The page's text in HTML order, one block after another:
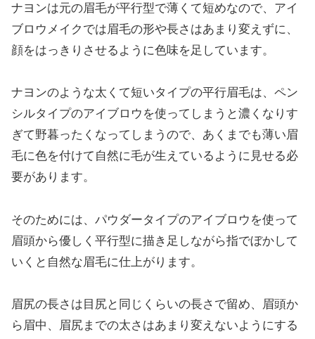
ナヨンは元の眉毛が平行型で薄くて短めなので、アイ
ブロウメイクでは眉毛の形や長さはあまり変えずに、
顔をはっきりさせるように色味を足しています。
ナヨンのような太くて短いタイプの平行眉毛は、ペン
シルタイプのアイブロウを使ってしまうと濃くなりす
ぎて野暮ったくなってしまうので、あくまでも薄い眉
毛に色を付けて自然に毛が生えているように見せる必
要があります。
そのためには、パウダータイプのアイブロウを使って
眉頭から優しく平行型に描き足しながら指でぼかして
いくと自然な眉毛に仕上がります。
眉尻の長さは目尻と同じくらいの長さで留め、眉頭か
ら眉中、眉尻までの太さはあまり変えないようにする